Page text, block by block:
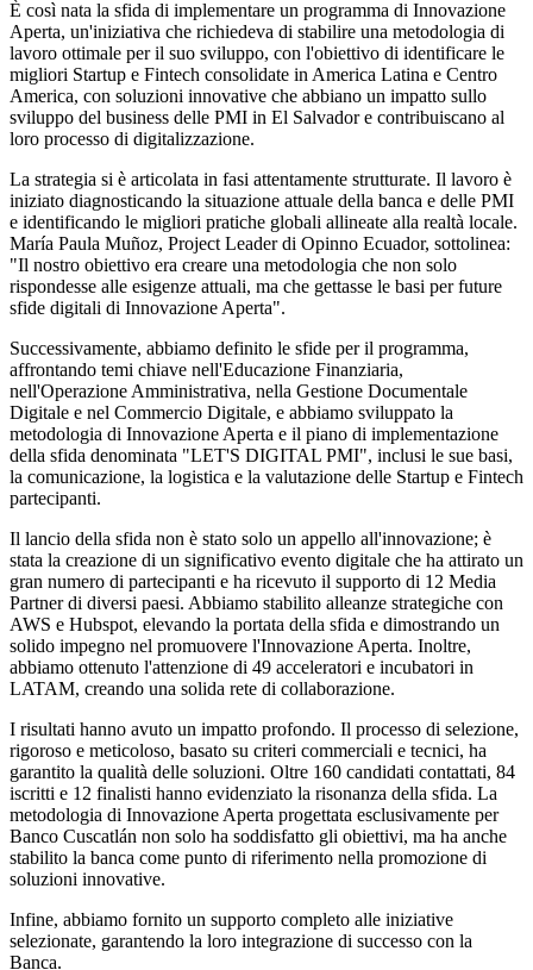
È così nata la sfida di implementare un programma di Innovazione
Aperta, un'iniziativa che richiedeva di stabilire una metodologia di
lavoro ottimale per il suo sviluppo, con l'obiettivo di identificare le
migliori Startup e Fintech consolidate in America Latina e Centro
America, con soluzioni innovative che abbiano un impatto sullo
sviluppo del business delle PMI in El Salvador e contribuiscano al
loro processo di digitalizzazione.
La strategia si è articolata in fasi attentamente strutturate. Il lavoro è
iniziato diagnosticando la situazione attuale della banca e delle PMI
e identificando le migliori pratiche globali allineate alla realtà locale.
María Paula Muñoz, Project Leader di Opinno Ecuador, sottolinea:
"Il nostro obiettivo era creare una metodologia che non solo
rispondesse alle esigenze attuali, ma che gettasse le basi per future
sfide digitali di Innovazione Aperta".
Successivamente, abbiamo definito le sfide per il programma,
affrontando temi chiave nell'Educazione Finanziaria,
nell'Operazione Amministrativa, nella Gestione Documentale
Digitale e nel Commercio Digitale, e abbiamo sviluppato la
metodologia di Innovazione Aperta e il piano di implementazione
della sfida denominata "LET'S DIGITAL PMI", inclusi le sue basi,
la comunicazione, la logistica e la valutazione delle Startup e Fintech
partecipanti.
Il lancio della sfida non è stato solo un appello all'innovazione; è
stata la creazione di un significativo evento digitale che ha attirato un
gran numero di partecipanti e ha ricevuto il supporto di 12 Media
Partner di diversi paesi. Abbiamo stabilito alleanze strategiche con
AWS e Hubspot, elevando la portata della sfida e dimostrando un
solido impegno nel promuovere l'Innovazione Aperta. Inoltre,
abbiamo ottenuto l'attenzione di 49 acceleratori e incubatori in
LATAM, creando una solida rete di collaborazione.
I risultati hanno avuto un impatto profondo. Il processo di selezione,
rigoroso e meticoloso, basato su criteri commerciali e tecnici, ha
garantito la qualità delle soluzioni. Oltre 160 candidati contattati, 84
iscritti e 12 finalisti hanno evidenziato la risonanza della sfida. La
metodologia di Innovazione Aperta progettata esclusivamente per
Banco Cuscatlán non solo ha soddisfatto gli obiettivi, ma ha anche
stabilito la banca come punto di riferimento nella promozione di
soluzioni innovative.
Infine, abbiamo fornito un supporto completo alle iniziative
selezionate, garantendo la loro integrazione di successo con la
Banca.